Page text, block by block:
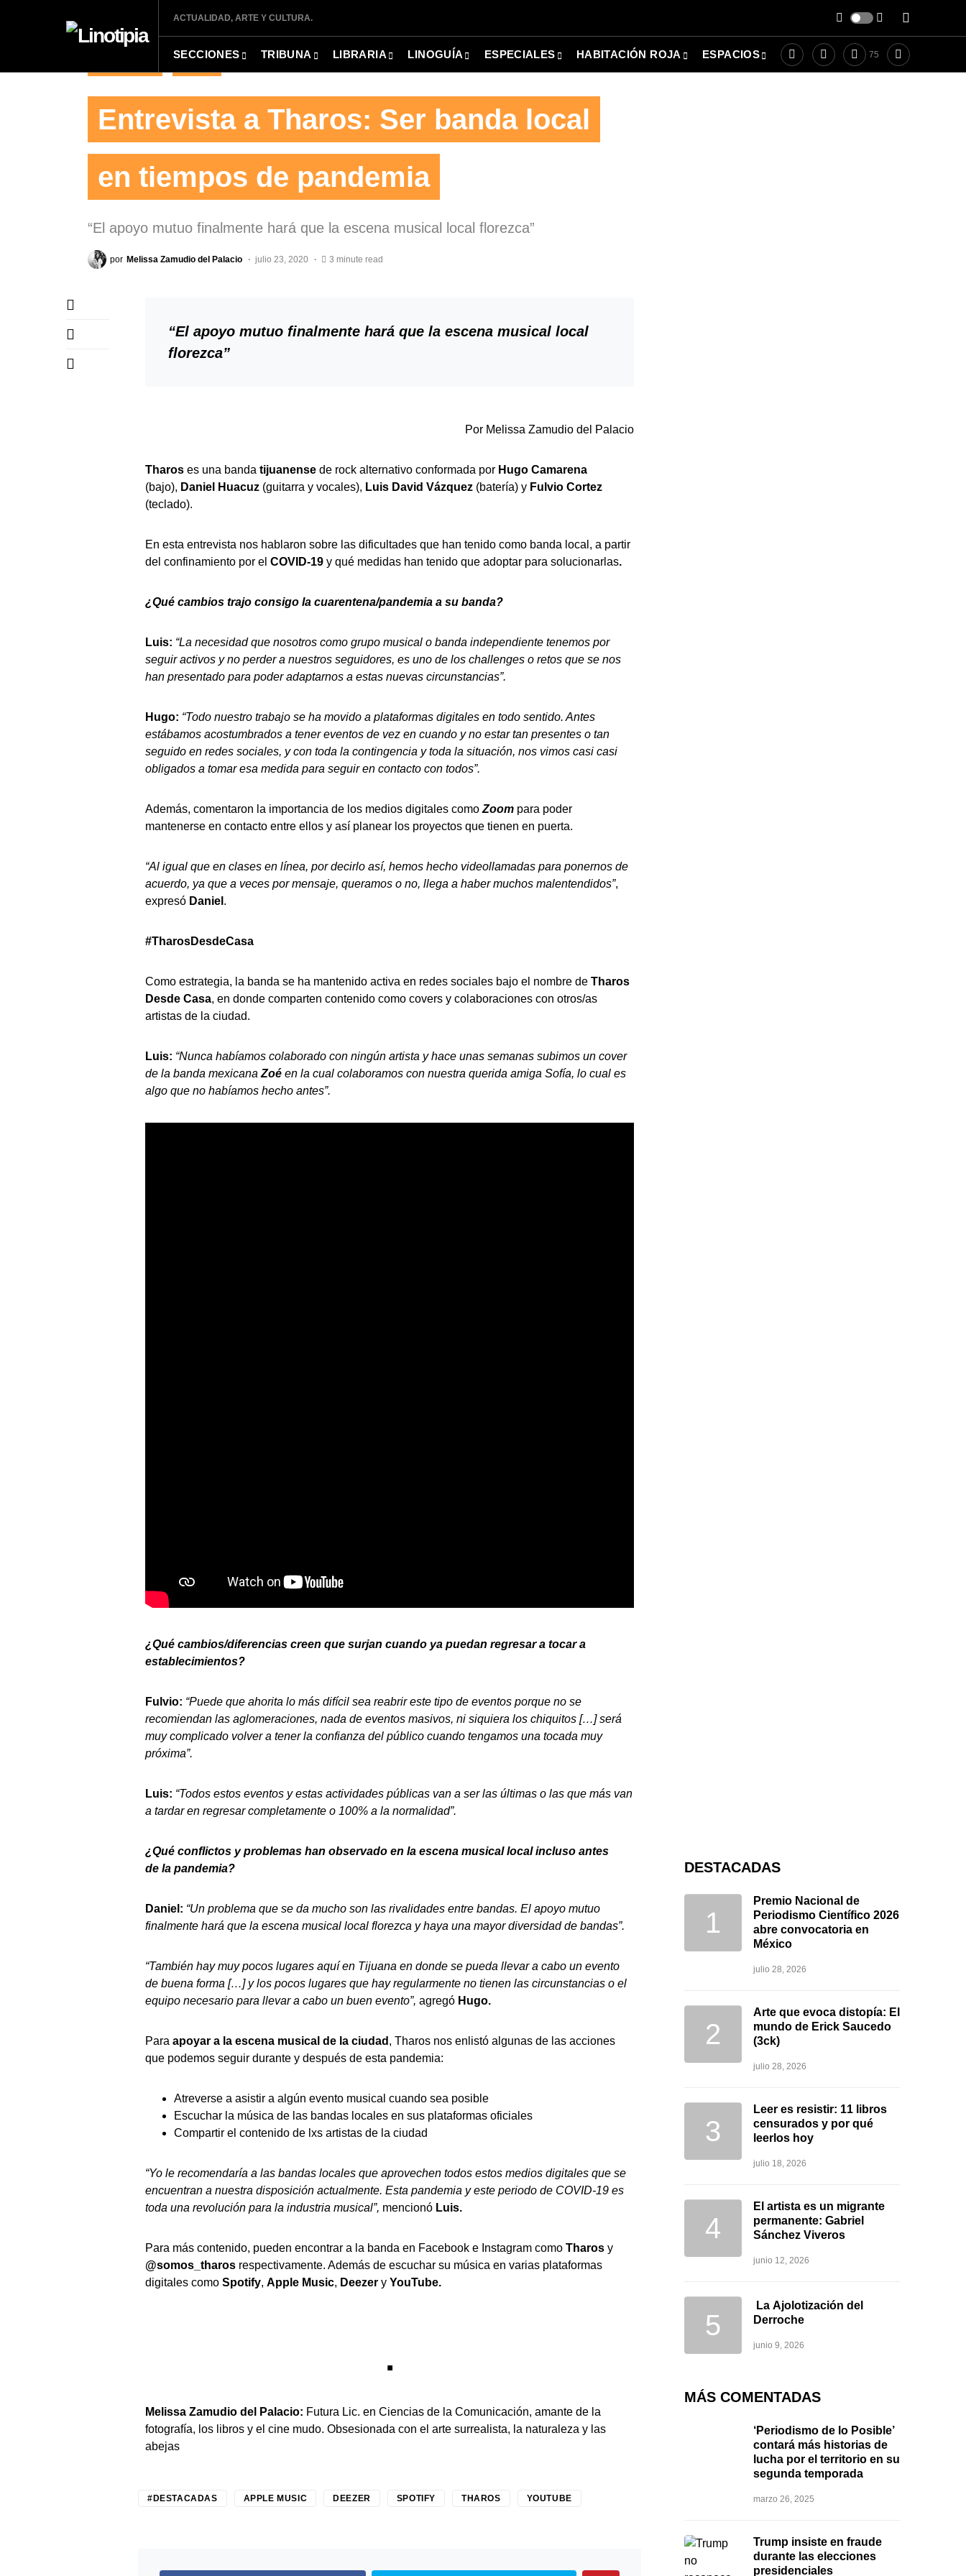
ACTUALIDAD, ARTE Y CULTURA.
SECCIONES TRIBUNA LIBRARIA LINOGUÍA ESPECIALES HABITACIÓN ROJA ESPACIOS 75
Entrevista a Tharos: Ser banda local
en tiempos de pandemia
“El apoyo mutuo finalmente hará que la escena musical local florezca”
por Melissa Zamudio del Palacio julio 23, 2020 3 minute read
“El apoyo mutuo finalmente hará que la escena musical local
florezca”
Por Melissa Zamudio del Palacio
Tharos es una banda tijuanense de rock alternativo conformada por Hugo Camarena
(bajo), Daniel Huacuz (guitarra y vocales), Luis David Vázquez (batería) y Fulvio Cortez
(teclado).
En esta entrevista nos hablaron sobre las dificultades que han tenido como banda local, a partir
del confinamiento por el COVID-19 y qué medidas han tenido que adoptar para solucionarlas.
¿Qué cambios trajo consigo la cuarentena/pandemia a su banda?
Luis: “La necesidad que nosotros como grupo musical o banda independiente tenemos por
seguir activos y no perder a nuestros seguidores, es uno de los challenges o retos que se nos
han presentado para poder adaptarnos a estas nuevas circunstancias”.
Hugo: “Todo nuestro trabajo se ha movido a plataformas digitales en todo sentido. Antes
estábamos acostumbrados a tener eventos de vez en cuando y no estar tan presentes o tan
seguido en redes sociales, y con toda la contingencia y toda la situación, nos vimos casi casi
obligados a tomar esa medida para seguir en contacto con todos”.
Además, comentaron la importancia de los medios digitales como Zoom para poder
mantenerse en contacto entre ellos y así planear los proyectos que tienen en puerta.
“Al igual que en clases en línea, por decirlo así, hemos hecho videollamadas para ponernos de
acuerdo, ya que a veces por mensaje, queramos o no, llega a haber muchos malentendidos”,
expresó Daniel .
#TharosDesdeCasa
Como estrategia, la banda se ha mantenido activa en redes sociales bajo el nombre de Tharos
Desde Casa, en donde comparten contenido como covers y colaboraciones con otros/as
artistas de la ciudad.
Luis: “Nunca habíamos colaborado con ningún artista y hace unas semanas subimos un cover
de la banda mexicana Zoé en la cual colaboramos con nuestra querida amiga Sofía, lo cual es
algo que no habíamos hecho antes”.
¿Qué cambios/diferencias creen que surjan cuando ya puedan regresar a tocar a
establecimientos?
Fulvio: “Puede que ahorita lo más difícil sea reabrir este tipo de eventos porque no se
recomiendan las aglomeraciones, nada de eventos masivos, ni siquiera los chiquitos […] será
muy complicado volver a tener la confianza del público cuando tengamos una tocada muy
próxima”.
Luis: “Todos estos eventos y estas actividades públicas van a ser las últimas o las que más van
a tardar en regresar completamente o 100% a la normalidad”.
¿Qué conflictos y problemas han observado en la escena musical local incluso antes
de la pandemia?
Daniel: “Un problema que se da mucho son las rivalidades entre bandas. El apoyo mutuo
finalmente hará que la escena musical local florezca y haya una mayor diversidad de bandas”.
“También hay muy pocos lugares aquí en Tijuana en donde se pueda llevar a cabo un evento
de buena forma […] y los pocos lugares que hay regularmente no tienen las circunstancias o el
equipo necesario para llevar a cabo un buen evento”, agregó Hugo.
Para apoyar a la escena musical de la ciudad , Tharos nos enlistó algunas de las acciones
que podemos seguir durante y después de esta pandemia:
Atreverse a asistir a algún evento musical cuando sea posible
Escuchar la música de las bandas locales en sus plataformas oficiales
Compartir el contenido de lxs artistas de la ciudad
“Yo le recomendaría a las bandas locales que aprovechen todos estos medios digitales que se
encuentran a nuestra disposición actualmente. Esta pandemia y este periodo de COVID-19 es
toda una revolución para la industria musical”, mencionó Luis.
Para más contenido, pueden encontrar a la banda en Facebook e Instagram como Tharos y
@somos_tharos respectivamente. Además de escuchar su música en varias plataformas
digitales como Spotify, Apple Music, Deezer y YouTube.
.
Melissa Zamudio del Palacio: Futura Lic. en Ciencias de la Comunicación, amante de la
fotografía, los libros y el cine mudo. Obsesionada con el arte surrealista, la naturaleza y las
abejas
#DESTACADAS APPLE MUSIC DEEZER SPOTIFY THAROS YOUTUBE
DESTACADAS
Premio Nacional de
Periodismo Científico 2026
abre convocatoria en
México
julio 28, 2026
Arte que evoca distopía: El
mundo de Erick Saucedo
(3ck)
julio 28, 2026
Leer es resistir: 11 libros
censurados y por qué
leerlos hoy
julio 18, 2026
El artista es un migrante
permanente: Gabriel
Sánchez Viveros
junio 12, 2026
La Ajolotización del
Derroche
junio 9, 2026
MÁS COMENTADAS
‘Periodismo de lo Posible’
contará más historias de
lucha por el territorio en su
segunda temporada
marzo 26, 2025
Trump insiste en fraude
durante las elecciones
presidenciales